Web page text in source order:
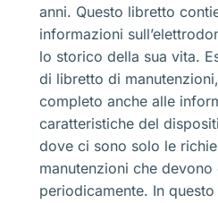
anni. Questo libretto
informazioni
lo storico della sua vita.
di libretto di
completo anche alle
caratteristiche del
dove ci sono solo le
manutenzioni che devono
periodicamente. In questo